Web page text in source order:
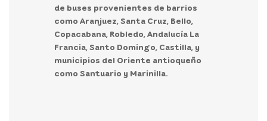
de buses provenientes de barrios
como Aranjuez, Santa Cruz, Bello,
Copacabana, Robledo, Andalucía La
Francia, Santo Domingo, Castilla, y
municipios del Oriente antioqueño
como Santuario y Marinilla.